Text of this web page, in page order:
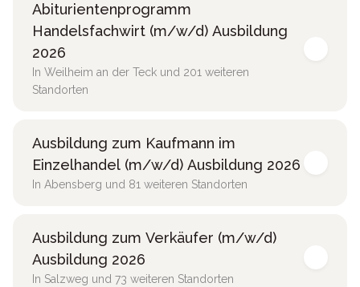
Abiturientenprogramm
Handelsfachwirt (m/w/d) Ausbildung
2026
In Weilheim an der Teck und 201 weiteren
Standorten
Ausbildung zum Kaufmann im
Einzelhandel (m/w/d) Ausbildung 2026
In Abensberg und 81 weiteren Standorten
Ausbildung zum Verkäufer (m/w/d)
Ausbildung 2026
In Salzweg und 73 weiteren Standorten